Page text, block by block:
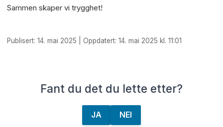
Sammen skaper vi trygghet!
Publisert: 14. mai 2025 | Oppdatert: 14. mai 2025 kl. 11:01
Fant du det du lette etter?
JA NEI